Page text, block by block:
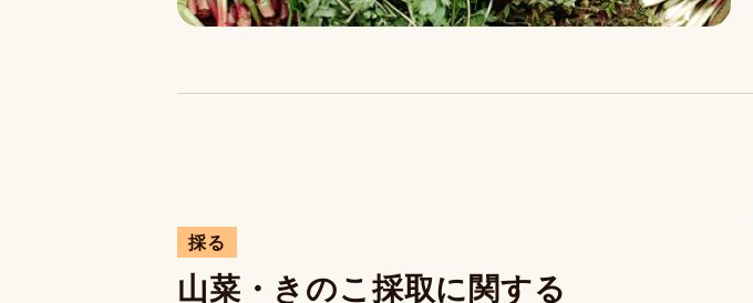
採る
山菜・きのこ採取に関する